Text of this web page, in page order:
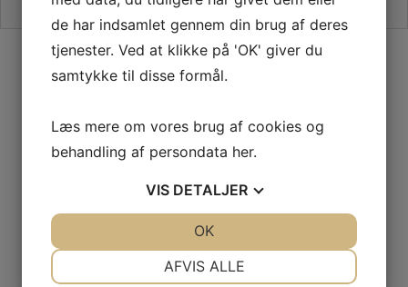
SIKKER HANDEL PÅ SYMASKINETORVET.DK
PÅ KUN 1-2 HVERDAGE
de har indsamlet gennem din brug af deres
tjenester. Ved at klikke på 'OK' giver du
samtykke til disse formål.
Læs mere om vores brug af cookies og
behandling af persondata her.
VIS DETALJER
AFVIS ALLE
OK